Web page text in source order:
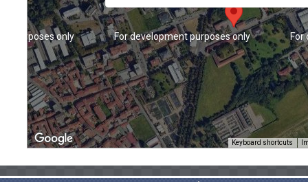
For
purposes only For development purposes only
Keyboard shortcuts